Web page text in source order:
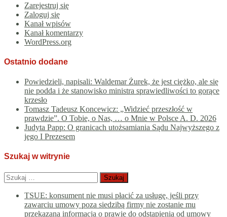
Zarejestruj się
Zaloguj się
Kanał wpisów
Kanał komentarzy
WordPress.org
Ostatnio dodane
Powiedzieli, napisali: Waldemar Żurek, że jest ciężko, ale się
nie podda i że stanowisko ministra sprawiedliwości to gorące
krzesło
Tomasz Tadeusz Koncewicz: „Widzieć przeszłość w
prawdzie”. O Tobie, o Nas, … o Mnie w Polsce A. D. 2026
Judyta Papp: O granicach utożsamiania Sądu Najwyższego z
jego I Prezesem
Szukaj w witrynie
Szukaj:
TSUE: konsument nie musi płacić za usługę, jeśli przy
zawarciu umowy poza siedzibą firmy nie zostanie mu
przekazana informacja o prawie do odstąpienia od umowy